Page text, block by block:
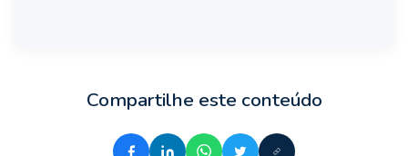
Compartilhe este conteúdo